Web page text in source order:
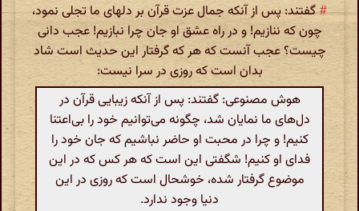
#گفتند: پس از آنکه جمال عزت قرآن بر دلهای ما تجلی نمود،
چون که ننازیم! و در راه عشق او جان چرا نبازیم! عجب دانی
چیست؟ عجب آنست که هر که گرفتار این حدیث است شاد
بدان است که روزی در سرا نیست:
هوش مصنوعی: گفتند: پس از آنکه زیبایی قرآن در
دل‌های ما نمایان شد، چگونه می‌توانیم خود را بی‌اعتنا
کنیم! و چرا در محبت او حاضر نباشیم که جان خود را
فدای او کنیم! شگفتی این است که هر کس که در این
موضوع گرفتار شده، خوشحال است که روزی در این
دنیا وجود ندارد.